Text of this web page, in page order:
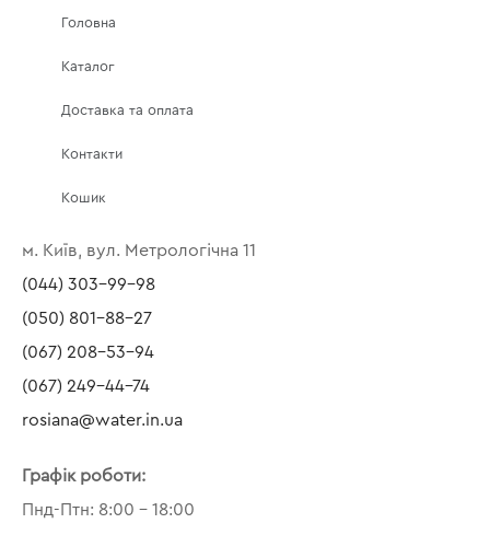
Головна
Каталог
Доставка та оплата
Контакти
Кошик
м. Київ, вул. Метрологічна 11
(044) 303-99-98
(050) 801-88-27
(067) 208-53-94
(067) 249-44-74
rosiana@water.in.ua
Графік роботи:
Пнд-Птн: 8:00 – 18:00